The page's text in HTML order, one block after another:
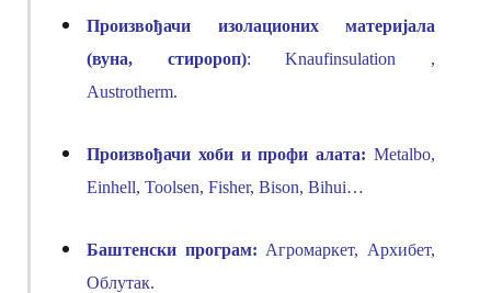
Произвођачи изолационих материјала
(вуна, стиророп):Knaufinsulation ,
Austrotherm.
Произвођачи хоби и профи алата: Metalbo,
Einhell, Toolsen, Fisher, Bison, Bihui…
Баштенски програм: Агромаркет, Архибет,
Облутак.